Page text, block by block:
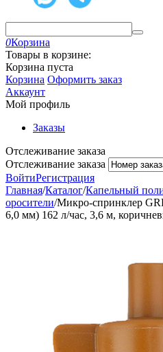
0Корзина
Товары в корзине:
Корзина пуста
Корзина Оформить заказ
Аккаунт
Мой профиль
Заказы
Отслеживание заказа
Отслеживание заказа
ВойтиРегистрация
Главная/Каталог/Капельный
оросители/Микро-спринклер
6,0 мм) 162 л/час, 3,6 м,